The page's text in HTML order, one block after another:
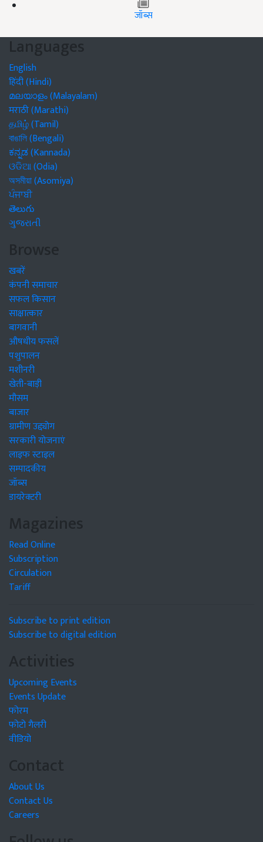
जॉब्स
Languages
English
हिंदी (Hindi)
മലയാളം (Malayalam)
मराठी (Marathi)
தமிழ் (Tamil)
বাঙালি (Bengali)
ಕನ್ನಡ (Kannada)
ଓଡିଆ (Odia)
অসমীয়া (Asomiya)
ਪੰਜਾਬੀ
తెలుగు
ગુજરાતી
Browse
खबरें
कंपनी समाचार
सफल किसान
साक्षात्कार
बागवानी
औषधीय फसलें
पशुपालन
मशीनरी
खेती-बाड़ी
मौसम
बाजार
ग्रामीण उद्द्योग
सरकारी योजनाएं
लाइफ स्टाइल
सम्पादकीय
जॉब्स
डायरेक्टरी
Magazines
Read Online
Subscription
Circulation
Tariff
Subscribe to print edition
Subscribe to digital edition
Activities
Upcoming Events
Events Update
फोरम
फोटो गैलरी
वीडियो
Contact
About Us
Contact Us
Careers